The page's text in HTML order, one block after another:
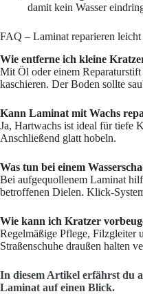
damit kein Wasser
FAQ – Laminat reparieren leicht
Wie entferne ich kleine
Mit Öl oder einem Reparaturstift
kaschieren. Der Boden sollte
Kann Laminat mit Wachs
Ja, Hartwachs ist ideal für tiefe
Anschließend glatt hobeln.
Was tun bei einem
Bei aufgequollenem Laminat
betroffenen Dielen. Klick-
Wie kann ich Kratzer
Regelmäßige Pflege, Filzgleiter
Straßenschuhe draußen halten
In diesem Artikel erfährst du
Laminat auf einen Blick.